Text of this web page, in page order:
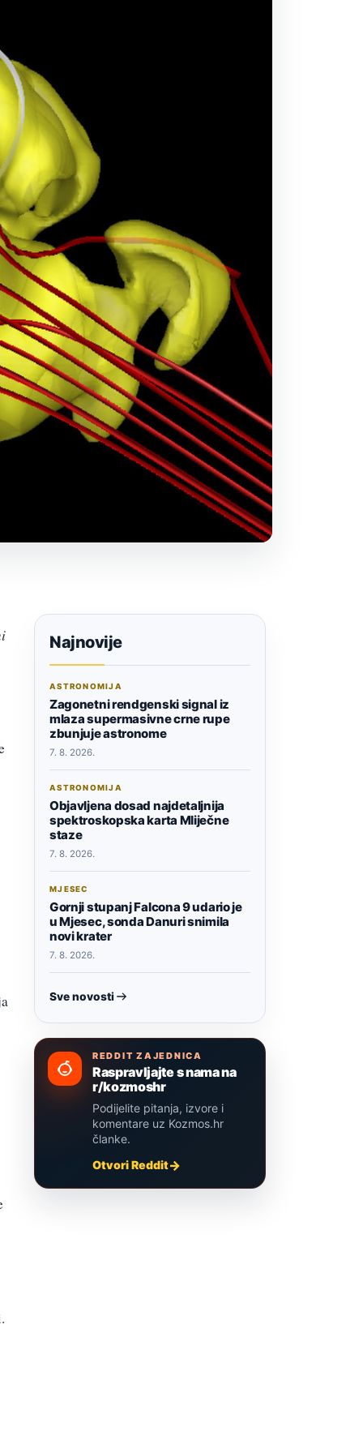
Najnovije
ASTRONOMIJA
Zagonetni rendgenski signal iz
mlaza supermasivne crne rupe
zbunjuje astronome
7. 8. 2026.
ASTRONOMIJA
Objavljena dosad najdetaljnija
spektroskopska karta Mliječne
staze
7. 8. 2026.
MJESEC
Gornji stupanj Falcona 9 udario je
u Mjesec, sonda Danuri snimila
novi krater
7. 8. 2026.
Sve novosti
REDDIT ZAJEDNICA
Raspravljajte s nama na
r/kozmoshr
Podijelite pitanja, izvore i
komentare uz Kozmos.hr
članke.
Otvori Reddit